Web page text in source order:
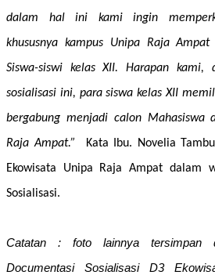
dalam hal ini kami ingin
khususnya kampus Unipa Raja Ampat
Siswa-siswi kelas XII. Harapan kami,
sosialisasi ini, para siswa kelas XII
bergabung menjadi calon Mahasiswa
Raja Ampat.” Kata Ibu. Novelia
Ekowisata Unipa Raja Ampat dalam
Sosialisasi.
Catatan : foto lainnya tersimpan
Documentasi Sosialisasi D3